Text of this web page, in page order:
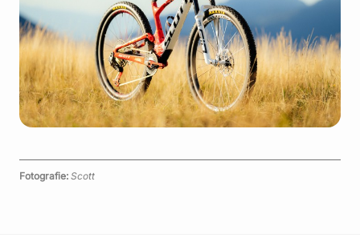
Fotografie: Scott